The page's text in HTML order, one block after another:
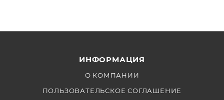
ИНФОРМАЦИЯ
О КОМПАНИИ
ПОЛЬЗОВАТЕЛЬСКОЕ СОГЛАШЕНИЕ